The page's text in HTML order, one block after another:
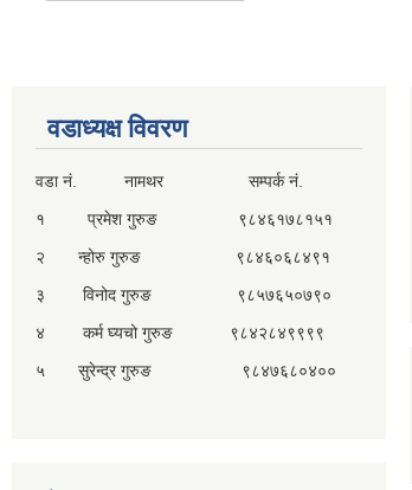
वडाध्यक्ष विवरण
वडा नं. नामथर सम्पर्क नं.
१ प्रमेश गुरुङ ९८४६१७८१५१
२ न्होरु गुरुङ ९८४६०६८४९१
३ विनोद गुरुङ ९८५७६५०७९०
४ कर्म घ्यचो गुरुङ ९८४२८४९९९९
५ सुरेन्द्र गुरुङ ९८४७६८०४००